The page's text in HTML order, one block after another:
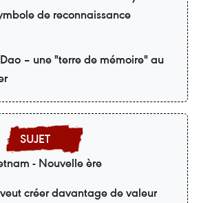
de reconnaissance
– une "terre de mémoire" au
- Nouvelle ère
créer davantage de valeur